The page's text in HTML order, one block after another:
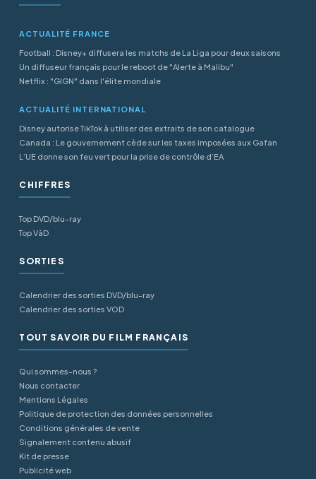
ACTUALITÉ FRANCE
Football : Disney+ diffusera les matchs de La Liga pour deux saisons
Un diffuseur français pour le reboot de "Alerte à Malibu"
Netflix : "GIGN" dans l'élite mondiale
ACTUALITÉ INTERNATIONAL
Disney autorise TikTok à utiliser des extraits de son catalogue
Canada : Le gouvernement cède sur les taxes imposées aux Gafan
L’UE donne son feu vert pour la prise de contrôle d’EA
CHIFFRES
Top DVD/blu-ray
Top VàD
SORTIES
Calendrier des sorties DVD/blu-ray
Calendrier des sorties VOD
TOUT SAVOIR DU FILM FRANÇAIS
Qui sommes-nous ?
Nous contacter
Mentions Légales
Politique de protection des données personnelles
Conditions générales de vente
Signalement contenu abusif
Kit de presse
Publicité web